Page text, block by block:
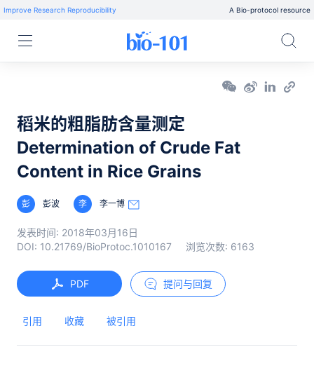
Improve Research Reproducibility A Bio-protocol resource
稻米的粗脂肪含量测定
Determination of Crude Fat
Content in Rice Grains
彭 彭波 李 李一博
发表时间: 2018年03月16日
DOI: 10.21769/BioProtoc.1010167 浏览次数: 6163
PDF 提问与回复
引用 收藏 被引用